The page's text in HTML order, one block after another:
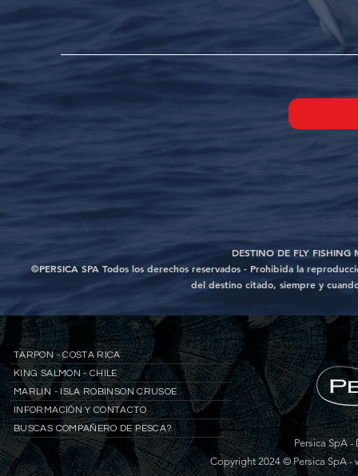
DESTINO DE FLY FISHING
©PERSICA SPA Todos los derechos reservados - Prohibida la
del destino citado, siempre y
TARPON - COSTA RICA
KING SALMON - CHILE
MARLIN - ISLA ROBINSON CRUSOE
INFORMACIÓN Y CONTACTO
BUSCAS COMPAÑERO DE PESCA?
Persica SpA
Copyright 2024 © Persica SpA -